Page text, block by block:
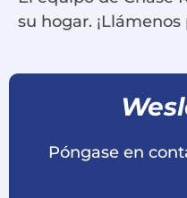
su hogar.
Póngase en